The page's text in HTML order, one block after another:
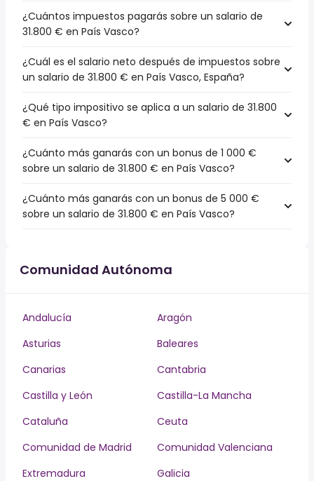
¿Cuántos impuestos pagarás sobre un salario de
31.800 € en País Vasco?
¿Cuál es el salario neto después de impuestos sobre
un salario de 31.800 € en País Vasco, España?
¿Qué tipo impositivo se aplica a un salario de 31.800
€ en País Vasco?
¿Cuánto más ganarás con un bonus de 1 000 €
sobre un salario de 31.800 € en País Vasco?
¿Cuánto más ganarás con un bonus de 5 000 €
sobre un salario de 31.800 € en País Vasco?
Comunidad Autónoma
Andalucía
Aragón
Asturias
Baleares
Canarias
Cantabria
Castilla y León
Castilla-La Mancha
Cataluña
Ceuta
Comunidad de Madrid
Comunidad Valenciana
Extremadura
Galicia